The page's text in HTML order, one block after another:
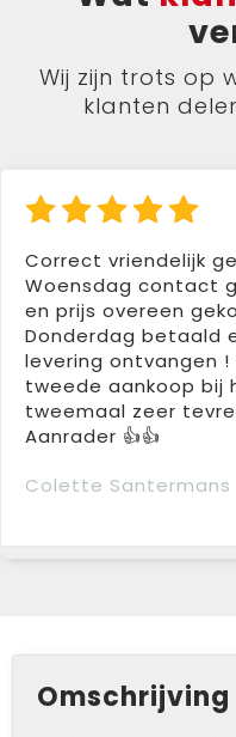
Wij zijn trots op
klanten
Correct vriendelijk
Woensdag contact
en prijs overeen
Donderdag betaald
levering ontvangen !
tweede aankoop bij
tweemaal zeer
Aanrader 👍👍
Colette Santermans
Omschrijving